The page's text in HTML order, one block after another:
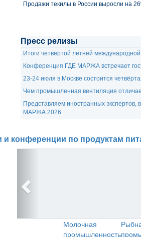
Продажи текилы в России выросли на
Пресс релизы
Итоги четвёртой летней
Конференция ГДЕ МАРЖА встречает
23-24 июля в Москве состоится
Чем промышленная вентиляция
Представляем иностранных
МАРЖА 2026
и конференции по продуктам
Молочная
промышленность